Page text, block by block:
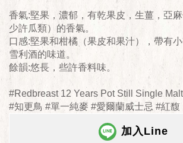
香氣:堅果，濃郁，有乾果皮，生薑，亞
少許瓜類）的香氣。
口感:堅果和柑橘（果皮和果汁），帶有
雪利酒的味道。
餘韻:悠長，些許香料味。
#Redbreast 12 Years Pot Still Single
#知更鳥 #單一純麥 #愛爾蘭威士忌 #紅馥
加入Line